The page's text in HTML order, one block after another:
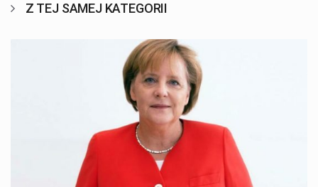
Z TEJ SAMEJ KATEGORII